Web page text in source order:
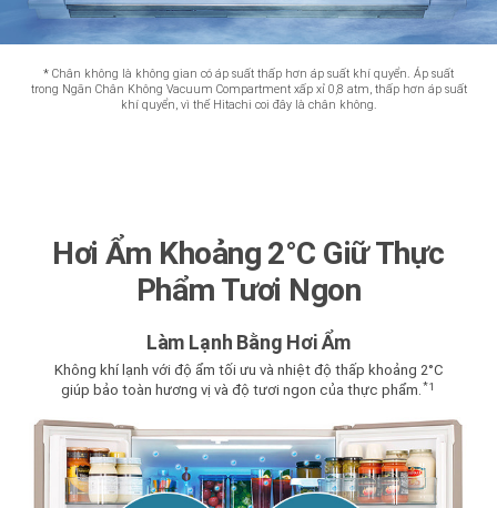
* Chân không là không gian có áp suất thấp hơn áp suất khí quyển. Áp suất
trong Ngăn Chân Không Vacuum Compartment xấp xỉ 0,8 atm, thấp hơn áp suất
khí quyển, vì thế Hitachi coi đây là chân không.
Hơi Ẩm Khoảng 2°C Giữ Thực
Phẩm Tươi Ngon
Làm Lạnh Bằng Hơi Ẩm
Không khí lạnh với độ ẩm tối ưu và nhiệt độ thấp khoảng 2°C
giúp bảo toàn hương vị và độ tươi ngon của thực phẩm.*1